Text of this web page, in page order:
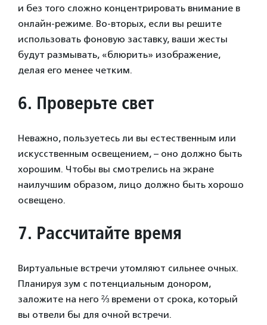
и без того сложно концентрировать внимание в
онлайн-режиме. Во-вторых, если вы решите
использовать фоновую заставку, ваши жесты
будут размывать, «блюрить» изображение,
делая его менее четким.
6. Проверьте свет
Неважно, пользуетесь ли вы естественным или
искусственным освещением, – оно должно быть
хорошим. Чтобы вы смотрелись на экране
наилучшим образом, лицо должно быть хорошо
освещено.
7. Рассчитайте время
Виртуальные встречи утомляют сильнее очных.
Планируя зум с потенциальным донором,
заложите на него ⅔ времени от срока, который
вы отвели бы для очной встречи.